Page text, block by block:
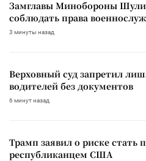
Замглавы Минобороны
соблюдать права
3 минуты назад
Верховный суд запретил
водителей без документов
6 минут назад
Трамп заявил о риске стать
республиканцем США